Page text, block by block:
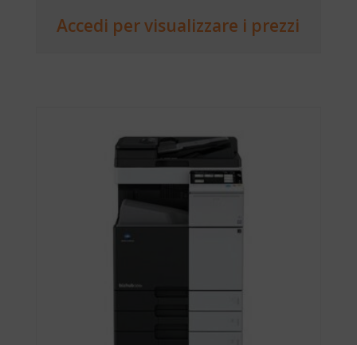
Accedi per visualizzare i prezzi